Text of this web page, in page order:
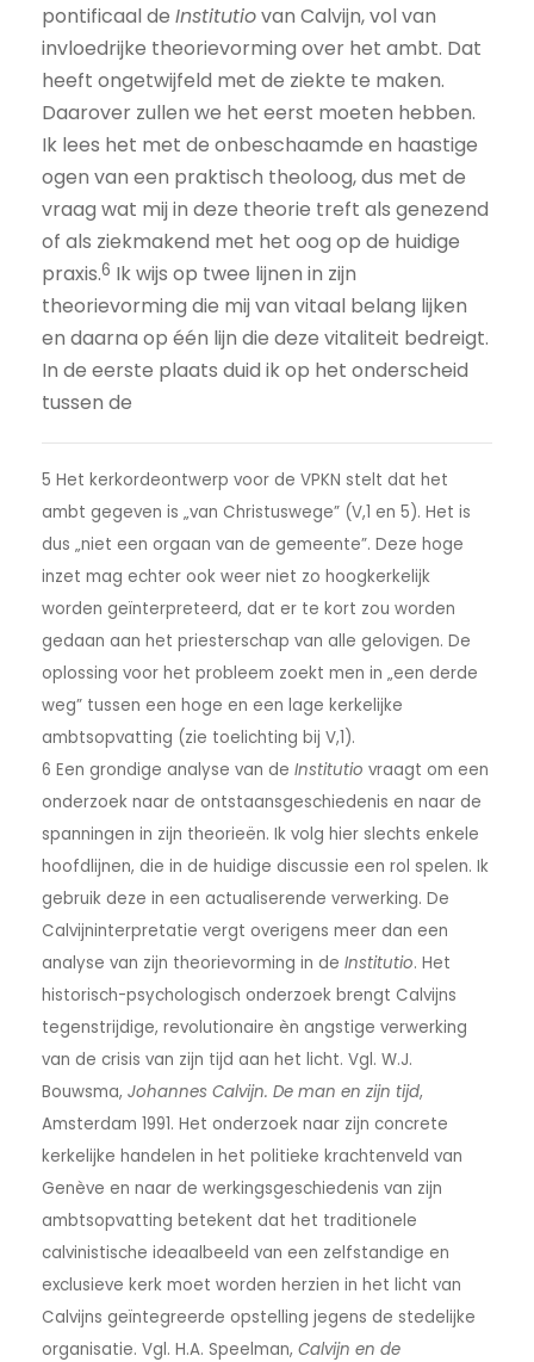
pontificaal de Institutiovan Calvijn, vol van
invloedrijke theorievorming over het ambt. Dat
heeft ongetwijfeld met de ziekte te maken.
Daarover zullen we het eerst moeten hebben.
Ik lees het met de onbeschaamde en haastige
ogen van een praktisch theoloog, dus met de
vraag wat mij in deze theorie treft als genezend
of als ziekmakend met het oog op de huidige
praxis.6 Ik wijs op twee lijnen in zijn
theorievorming die mij van vitaal belang lijken
en daarna op één lijn die deze vitaliteit bedreigt.
In de eerste plaats duid ik op het onderscheid
tussen de
5 Het kerkordeontwerp voor de VPKN stelt dat het
ambt gegeven is „van Christuswege” (V,1 en 5). Het is
dus „niet een orgaan van de gemeente”. Deze hoge
inzet mag echter ook weer niet zo hoogkerkelijk
worden geïnterpreteerd, dat er te kort zou worden
gedaan aan het priesterschap van alle gelovigen. De
oplossing voor het probleem zoekt men in „een derde
weg” tussen een hoge en een lage kerkelijke
ambtsopvatting (zie toelichting bij V,1).
6 Een grondige analyse van de Institutio vraagt om een
onderzoek naar de ontstaansgeschiedenis en naar de
spanningen in zijn theorieën. Ik volg hier slechts enkele
hoofdlijnen, die in de huidige discussie een rol spelen. Ik
gebruik deze in een actualiserende verwerking. De
Calvijninterpretatie vergt overigens meer dan een
analyse van zijn theorievorming in de Institutio. Het
historisch-psychologisch onderzoek brengt Calvijns
tegenstrijdige, revolutionaire èn angstige verwerking
van de crisis van zijn tijd aan het licht. Vgl. W.J.
Bouwsma, Johannes Calvijn. De man en zijn tijd,
Amsterdam 1991. Het onderzoek naar zijn concrete
kerkelijke handelen in het politieke krachtenveld van
Genève en naar de werkingsgeschiedenis van zijn
ambtsopvatting betekent dat het traditionele
calvinistische ideaalbeeld van een zelfstandige en
exclusieve kerk moet worden herzien in het licht van
Calvijns geïntegreerde opstelling jegens de stedelijke
organisatie. Vgl. H.A. Speelman, Calvijn en de